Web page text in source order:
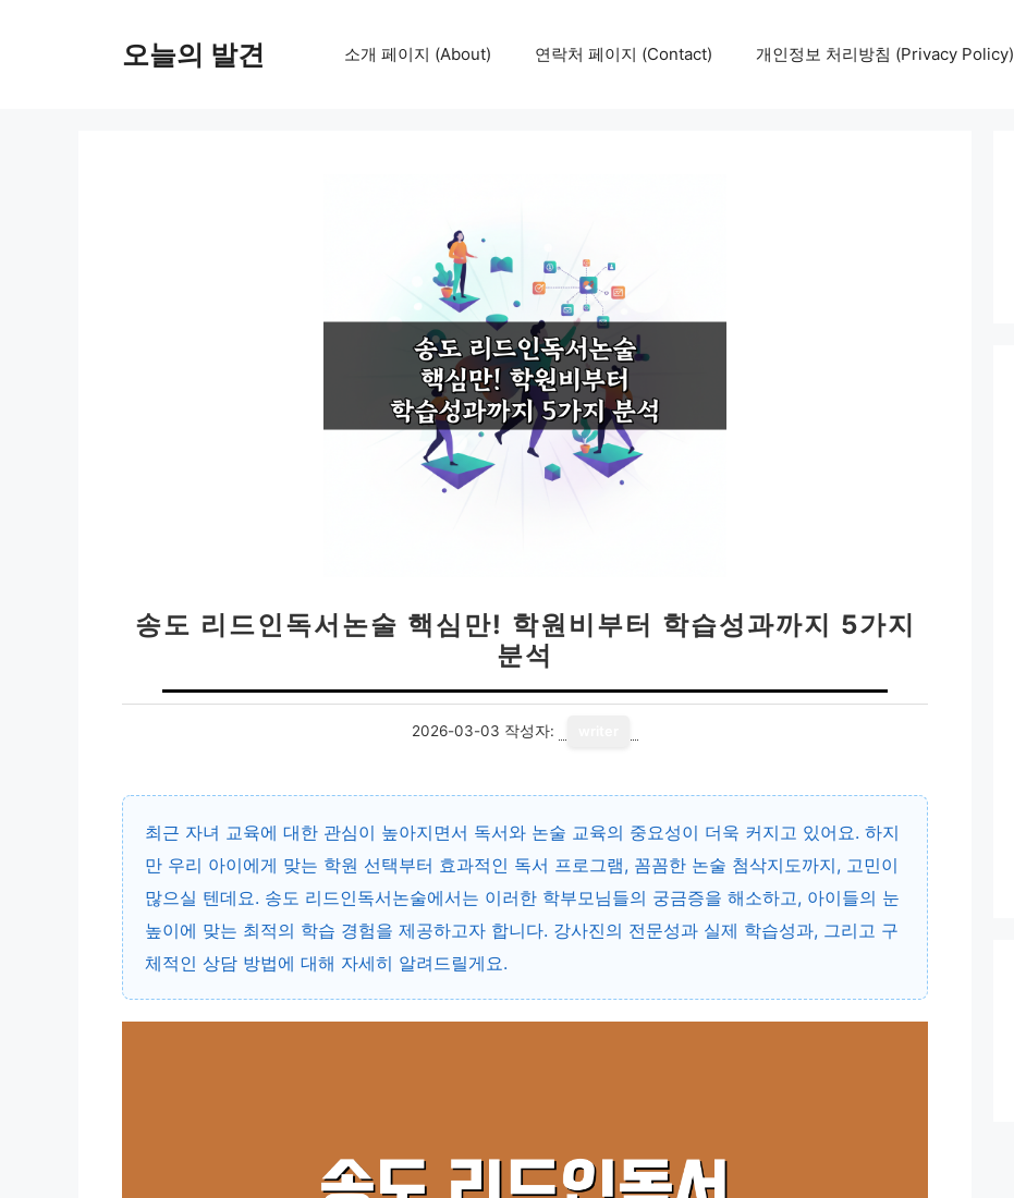
오늘의 발견 소개 페이지 (About) 연락처 페이지 (Contact) 개인정보 처리방침 (Privacy Policy)
송도 리드인독서논술 핵심만! 학원비부터 학습성과까지 5가지
분석
2026-03-03 작성자:
최근 자녀 교육에 대한 관심이 높아지면서 독서와 논술 교육의 중요성이 더욱 커지고 있어요. 하지
만 우리 아이에게 맞는 학원 선택부터 효과적인 독서 프로그램, 꼼꼼한 논술 첨삭지도까지, 고민이
많으실 텐데요. 송도 리드인독서논술에서는 이러한 학부모님들의 궁금증을 해소하고, 아이들의 눈
높이에 맞는 최적의 학습 경험을 제공하고자 합니다. 강사진의 전문성과 실제 학습성과, 그리고 구
체적인 상담 방법에 대해 자세히 알려드릴게요.